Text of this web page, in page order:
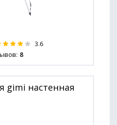
3.6
8
gimi настенная